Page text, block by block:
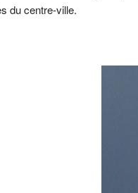
du centre-ville.